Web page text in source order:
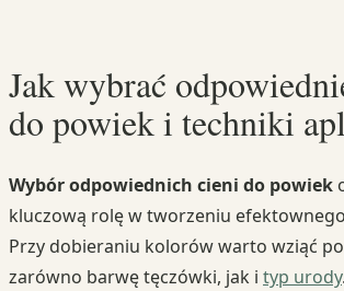
Jak wybrać
do powiek i techniki
Wybór odpowiednich cieni do powiek
kluczową rolę w tworzeniu
Przy dobieraniu kolorów warto wziąć
zarówno barwę tęczówki, jak i typ urody